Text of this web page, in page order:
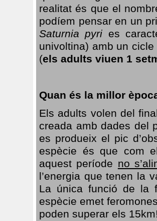
realitat és que el
podíem pensar en un
Saturnia pyri es
univoltina) amb un
(els adults viuen 1
Quan és la millor
Els adults volen del
creada amb dades del
es produeix el pic
espècie és que com
aquest període no
l’energia que tenen la
La única funció de la
espècie emet
poden superar els